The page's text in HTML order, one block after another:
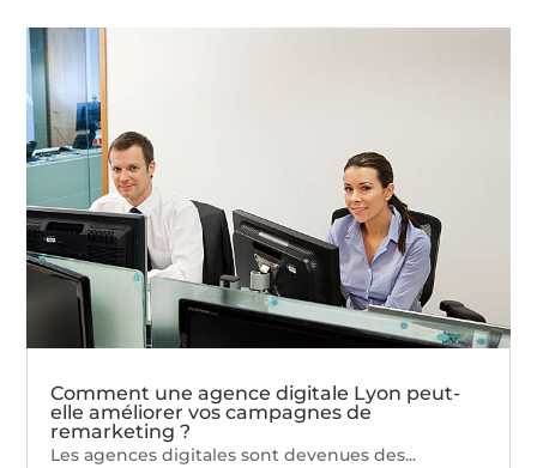
Comment une agence digitale Lyon peut-
elle améliorer vos campagnes de
remarketing ?
Les agences digitales sont devenues des...